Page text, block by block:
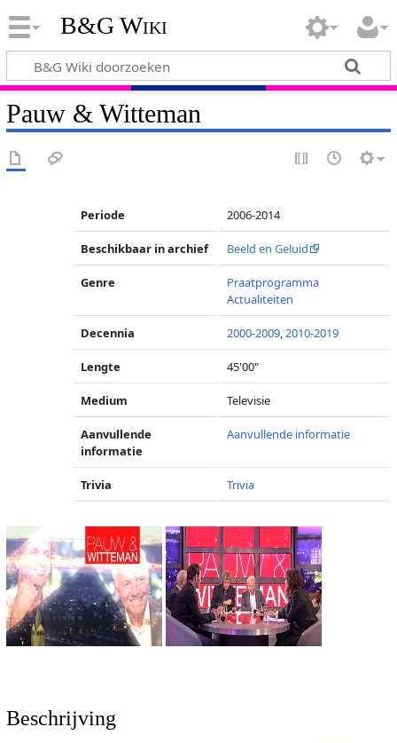
B&G Wiki
Pauw & Witteman
Periode 2006-2014
Beschikbaar in archief Beeld en Geluid
Genre
Praatprogramma
Actualiteiten
Decennia 2000-2009,2010-2019
Lengte 45'00"
Medium Televisie
Aanvullende
informatie
Aanvullende informatie
Trivia Trivia
Beschrijving